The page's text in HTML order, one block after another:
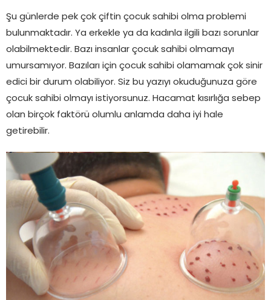
Şu günlerde pek çok çiftin çocuk sahibi olma problemi
bulunmaktadır. Ya erkekle ya da kadınla ilgili bazı sorunlar
olabilmektedir. Bazı insanlar çocuk sahibi olmamayı
umursamıyor. Bazıları için çocuk sahibi olamamak çok sinir
edici bir durum olabiliyor. Siz bu yazıyı okuduğunuza göre
çocuk sahibi olmayı istiyorsunuz. Hacamat kısırlığa sebep
olan birçok faktörü olumlu anlamda daha iyi hale
getirebilir.